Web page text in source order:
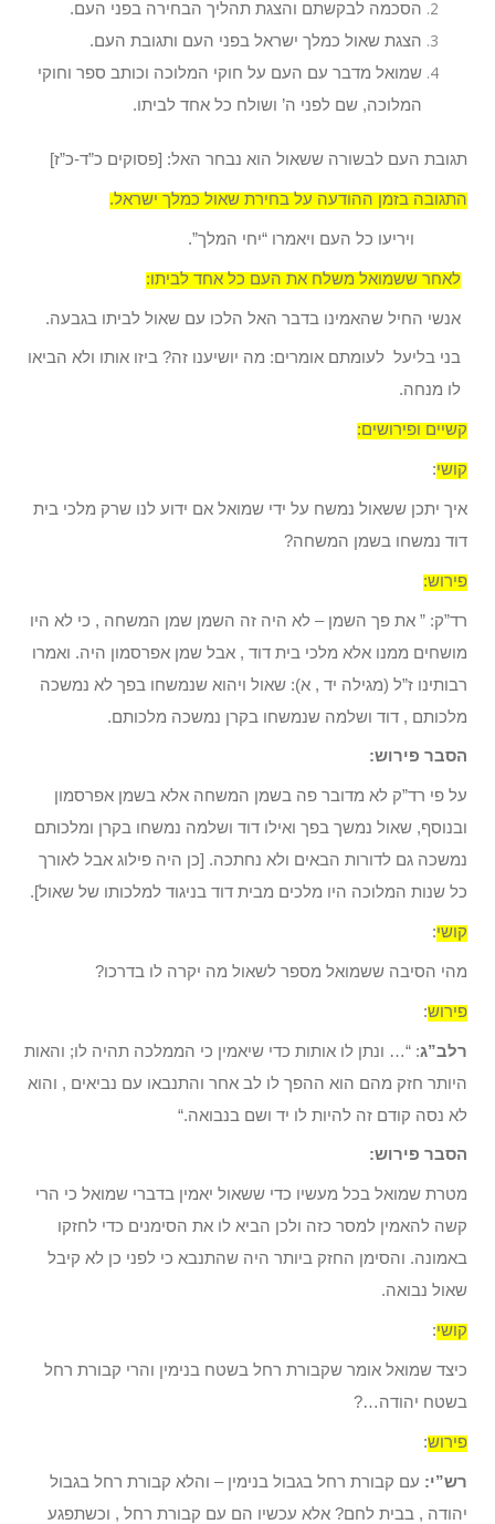
הסכמה לבקשתם והצגת תהליך הבחירה בפני העם.
הצגת שאול כמלך ישראל בפני העם ותגובת העם.
שמואל מדבר עם העם על חוקי המלוכה וכותב ספר וחוקי
המלוכה, שם לפני ה’ ושולח כל אחד לביתו.
תגובת העם לבשורה ששאול הוא נבחר האל: [פסוקים כ”ד-כ”ז]
התגובה בזמן ההודעה על בחירת שאול כמלך ישראל.
ויריעו כל העם ויאמרו “יחי המלך”.
לאחר ששמואל משלח את העם כל אחד לביתו:
אנשי החיל שהאמינו בדבר האל הלכו עם שאול לביתו בגבעה.
בני בליעל לעומתם אומרים: מה יושיענו זה? ביזו אותו ולא הביאו
לו מנחה.
קשיים ופירושים:
קושי:
איך יתכן ששאול נמשח על ידי שמואל אם ידוע לנו שרק מלכי בית
דוד נמשחו בשמן המשחה?
פירוש:
רד”ק: ” את פך השמן – לא היה זה השמן שמן המשחה , כי לא היו
מושחים ממנו אלא מלכי בית דוד , אבל שמן אפרסמון היה. ואמרו
רבותינו ז”ל (מגילה יד , א): שאול ויהוא שנמשחו בפך לא נמשכה
מלכותם , דוד ושלמה שנמשחו בקרן נמשכה מלכותם.
הסבר פירוש:
על פי רד”ק לא מדובר פה בשמן המשחה אלא בשמן אפרסמון
ובנוסף, שאול נמשך בפך ואילו דוד ושלמה נמשחו בקרן ומלכותם
נמשכה גם לדורות הבאים ולא נחתכה. [כן היה פילוג אבל לאורך
כל שנות המלוכה היו מלכים מבית דוד בניגוד למלכותו של שאול].
קושי:
מהי הסיבה ששמואל מספר לשאול מה יקרה לו בדרכו?
פירוש:
רלב”ג: “… ונתן לו אותות כדי שיאמין כי הממלכה תהיה לו; והאות
היותר חזק מהם הוא ההפך לו לב אחר והתנבאו עם נביאים , והוא
לא נסה קודם זה להיות לו יד ושם בנבואה.“
הסבר פירוש:
מטרת שמואל בכל מעשיו כדי ששאול יאמין בדברי שמואל כי הרי
קשה להאמין למסר כזה ולכן הביא לו את הסימנים כדי לחזקו
באמונה. והסימן החזק ביותר היה שהתנבא כי לפני כן לא קיבל
שאול נבואה.
קושי:
כיצד שמואל אומר שקבורת רחל בשטח בנימין והרי קבורת רחל
בשטח יהודה…?
פירוש:
רש”י: עם קבורת רחל בגבול בנימין – והלא קבורת רחל בגבול
יהודה , בבית לחם? אלא עכשיו הם עם קבורת רחל , וכשתפגע